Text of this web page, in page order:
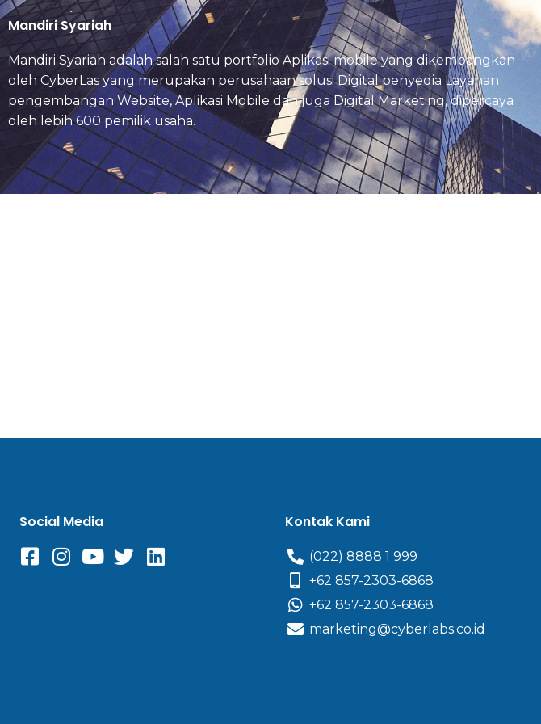
Mandiri Syariah
Mandiri Syariah adalah salah satu portfolio Aplikasi mobile yang dikembangkan
oleh CyberLas yang merupakan perusahaan solusi Digital penyedia Layanan
pengembangan Website, Aplikasi Mobile dan juga Digital Marketing, dipercaya
oleh lebih 600 pemilik usaha.
Social Media Kontak Kami
(022) 8888 1 999
+62 857-2303-6868
+62 857-2303-6868
marketing@cyberlabs.co.id